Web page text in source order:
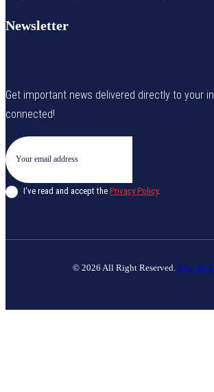
Newsletter
Get important news delivered directly to your
connected!
I've read and accept the Privacy Policy.
© 2026 All Right Reserved. Banyan